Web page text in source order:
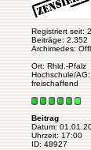
Registriert seit:
Beiträge: 2.352
Archimedes:
Ort: Rhld.-Pfalz
Hochschule/
freischaffend
Beitrag
Datum:
Uhrzeit: 17:00
ID: 48927